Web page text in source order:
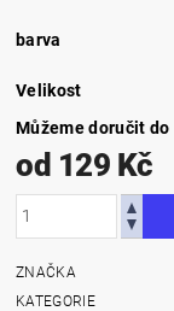
barva
Velikost
Můžeme doručit do
od 129 Kč
ZNAČKA
KATEGORIE